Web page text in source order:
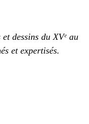
dessins du XVᵉ au
et expertisés.